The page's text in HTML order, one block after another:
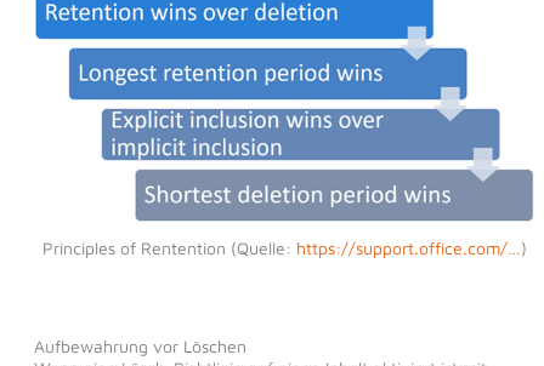
Principles of Rentention (Quelle: https://support.office.com/…)
Aufbewahrung vor Löschen